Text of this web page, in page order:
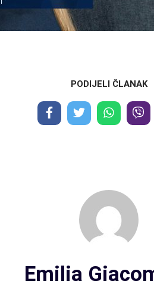
PODIJELI ČLANAK
Emilia